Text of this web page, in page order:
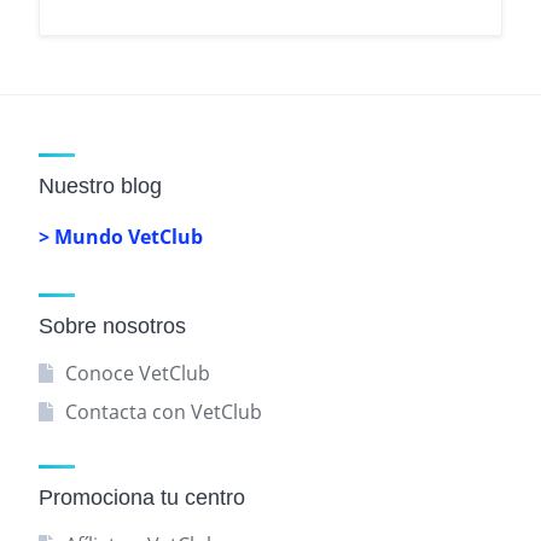
Nuestro blog
> Mundo VetClub
Sobre nosotros
Conoce VetClub
Contacta con VetClub
Promociona tu centro